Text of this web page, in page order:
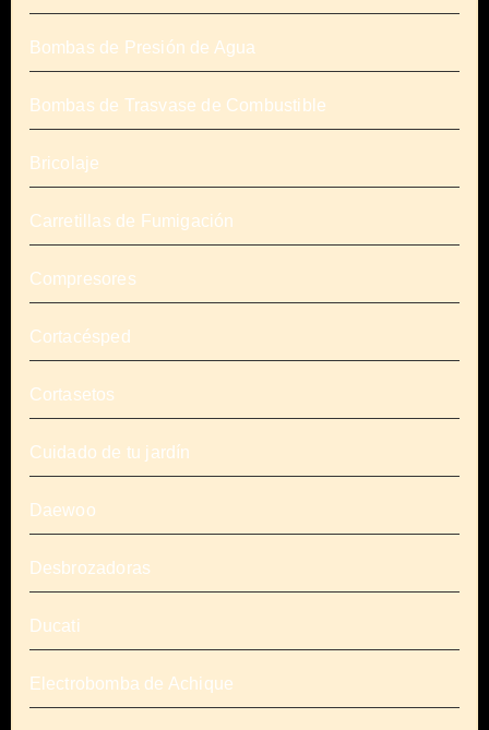
Bombas de Presión de Agua
Bombas de Trasvase de Combustible
Bricolaje
Carretillas de Fumigación
Compresores
Cortacésped
Cortasetos
Cuidado de tu jardín
Daewoo
Desbrozadoras
Ducati
Electrobomba de Achique